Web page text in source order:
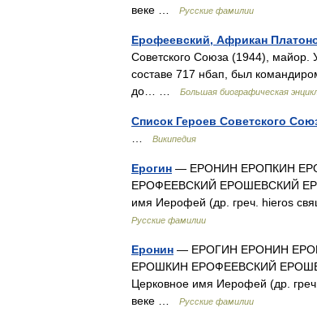
веке …
Русские фамилии
Ерофеевский, Африкан
Советского Союза (1944), майор.
составе 717 нбап, был
до… …
Большая биографическая
Список Героев Советского
Википедия
Ерогин — ЕРОНИН ЕРОПКИН
ЕРОФЕЕВСКИЙ ЕРОШЕВСКИЙ
имя Иерофей (др. греч. hieros
Русские фамилии
Еронин — ЕРОГИН ЕРОНИН
ЕРОШКИН ЕРОФЕЕВСКИЙ
Церковное имя Иерофей (др.
веке …
Русские фамилии